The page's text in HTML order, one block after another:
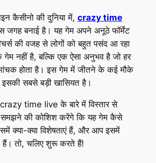
कैसीनो की दुनिया में, crazy time
जगह बनाई है। यह गेम अपने अनूठे फॉर्मेट
की वजह से लोगों को बहुत पसंद आ रहा
गेम नहीं है, बल्कि एक ऐसा अनुभव है जो हर
होता है। इस गेम में जीतने के कई मौके
इसकी सबसे बड़ी खासियत है।
time live के बारे में विस्तार से
की कोशिश करेंगे कि यह गेम कैसे
क्या-क्या विशेषताएं हैं, और आप इसमें
तो, चलिए शुरू करते हैं!